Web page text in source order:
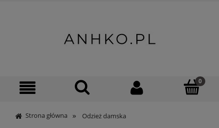
Strona główna » Odzież damska